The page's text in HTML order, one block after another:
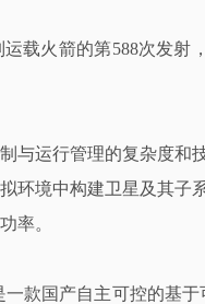
载火箭的第588次发
与运行管理的复杂度
环境中构建卫星及其子
率。
一款国产自主可控的基